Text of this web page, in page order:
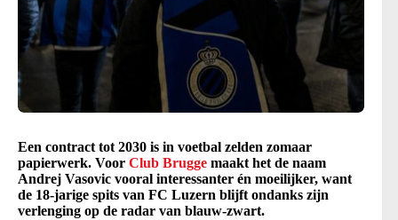
Een contract tot 2030 is in voetbal zelden zomaar
papierwerk. Voor Club Brugge maakt het de naam
Andrej Vasovic vooral interessanter én moeilijker, want
de 18-jarige spits van FC Luzern blijft ondanks zijn
verlenging op de radar van blauw-zwart.